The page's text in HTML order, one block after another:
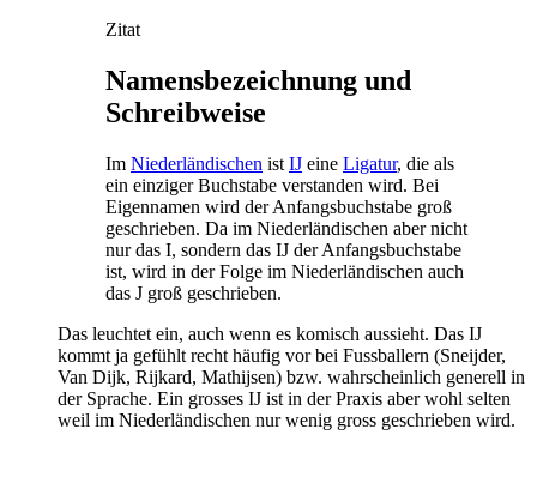
Zitat
Namensbezeichnung und
Schreibweise
Im Niederländischen ist IJ eine Ligatur, die als
ein einziger Buchstabe verstanden wird. Bei
Eigennamen wird der Anfangsbuchstabe groß
geschrieben. Da im Niederländischen aber nicht
nur das I, sondern das IJ der Anfangsbuchstabe
ist, wird in der Folge im Niederländischen auch
das J groß geschrieben.
Das leuchtet ein, auch wenn es komisch aussieht. Das IJ
kommt ja gefühlt recht häufig vor bei Fussballern (Sneijder,
Van Dijk, Rijkard, Mathijsen) bzw. wahrscheinlich generell in
der Sprache. Ein grosses IJ ist in der Praxis aber wohl selten
weil im Niederländischen nur wenig gross geschrieben wird.